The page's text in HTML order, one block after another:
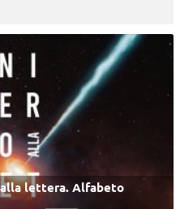
alla lettera. Alfabeto